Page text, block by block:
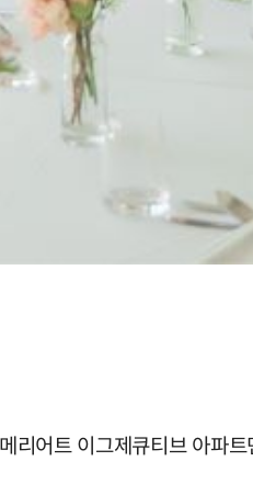
리어트 이그제큐티브 아